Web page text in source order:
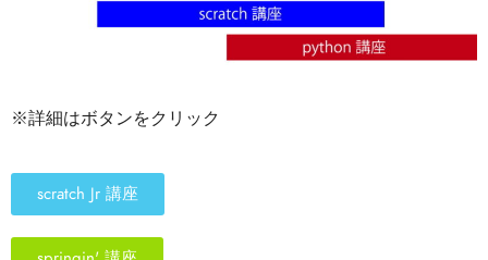
※詳細はボタンをクリック
scratch Jr 講座